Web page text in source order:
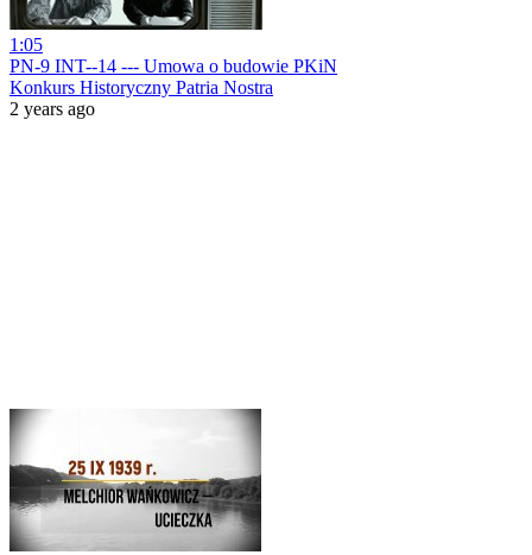
1:05
PN-9 INT--14 --- Umowa o budowie PKiN
Konkurs Historyczny Patria Nostra
2 years ago